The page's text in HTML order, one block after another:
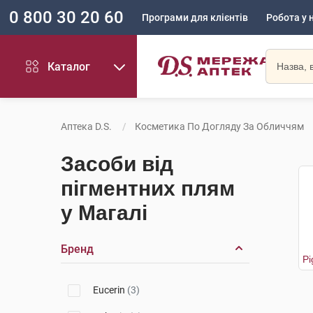
0 800 30 20 60 Програми для клієнтів Робота у
Каталог
Аптека D.S. Косметика По Догляду За Обличчям
Засоби від
пігментних плям
у Магалі
Бренд
Eucerin (3)